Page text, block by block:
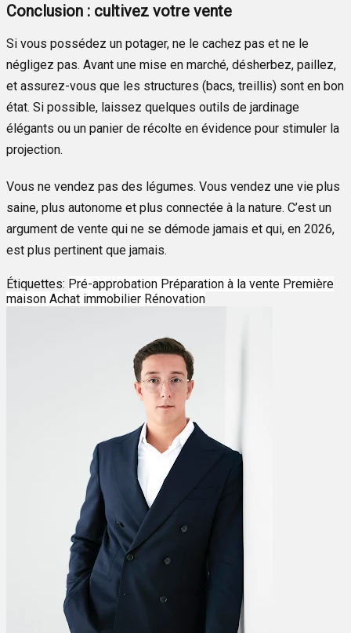
Conclusion : cultivez votre vente
Si vous possédez un potager, ne le cachez pas et ne le
négligez pas. Avant une mise en marché, désherbez, paillez,
et assurez-vous que les structures (bacs, treillis) sont en bon
état. Si possible, laissez quelques outils de jardinage
élégants ou un panier de récolte en évidence pour stimuler la
projection.
Vous ne vendez pas des légumes. Vous vendez une vie plus
saine, plus autonome et plus connectée à la nature. C’est un
argument de vente qui ne se démode jamais et qui, en 2026,
est plus pertinent que jamais.
Étiquettes: Pré-approbation Préparation à la vente Première
maison Achat immobilier Rénovation